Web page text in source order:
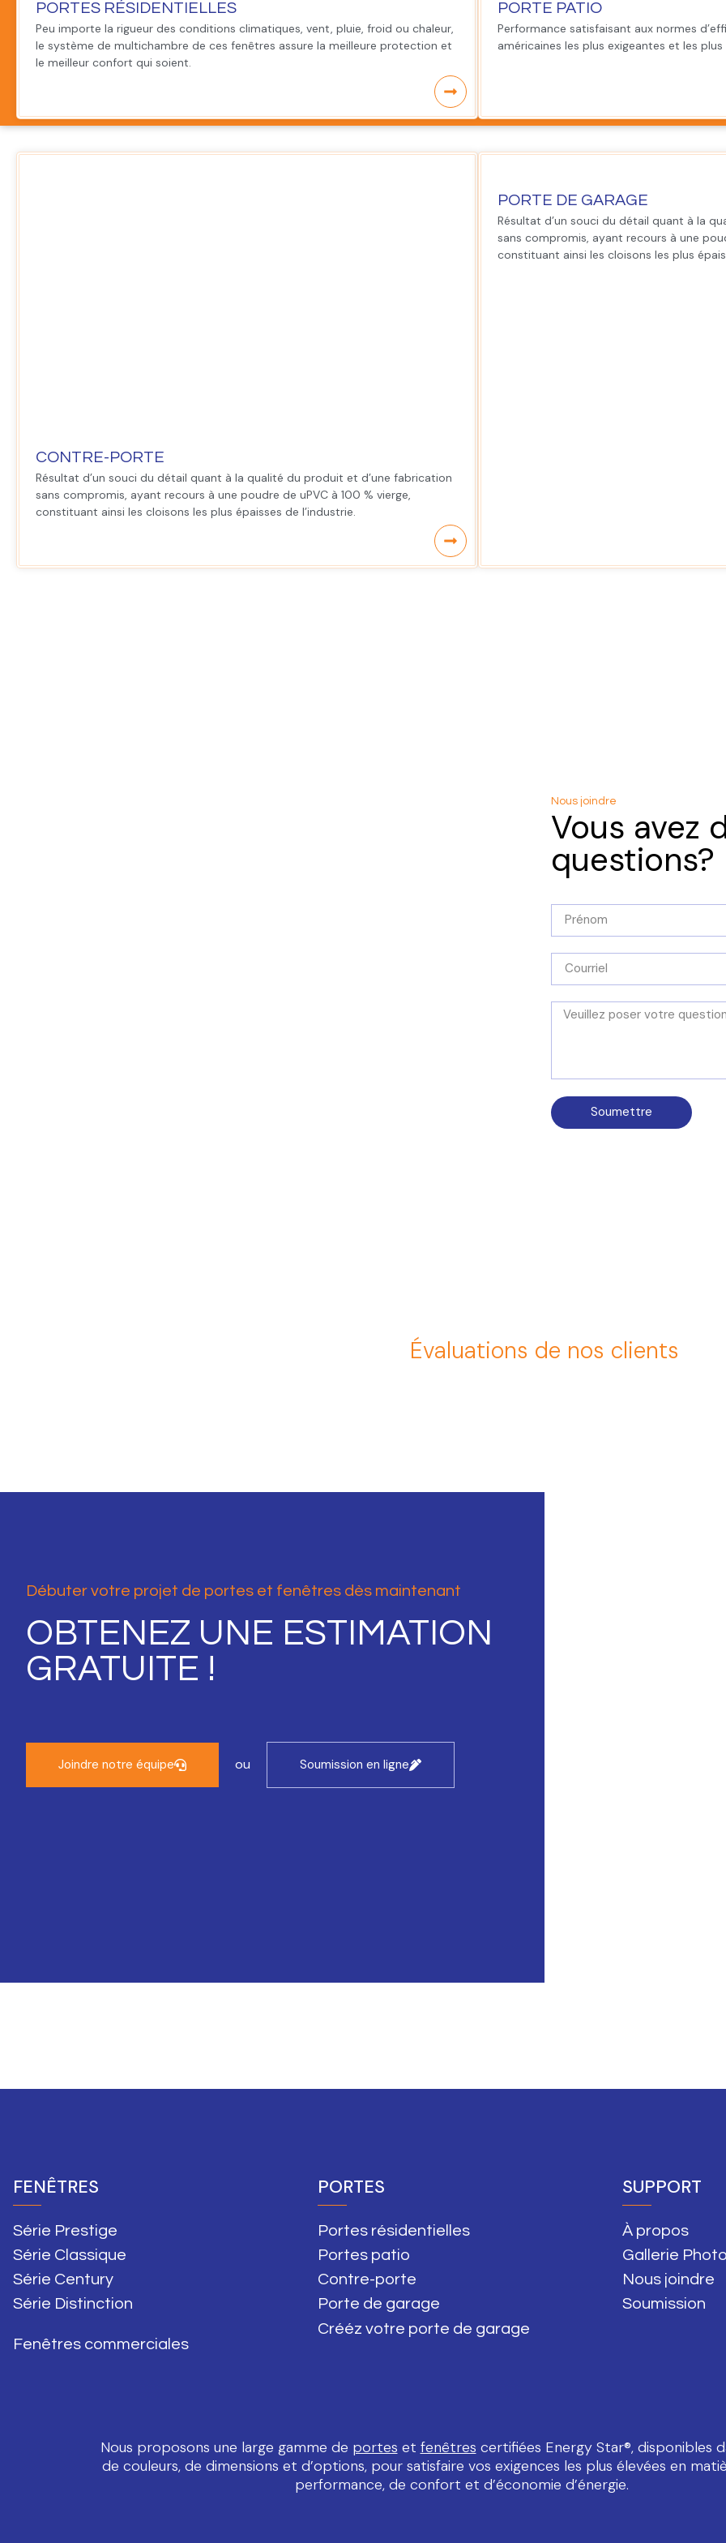
PORTES RÉSIDENTIELLES
Peu importe la rigueur des conditions climatiques, vent, pluie, froid ou chaleur,
le système de multichambre de ces fenêtres assure la meilleure protection et
le meilleur confort qui soient.
PORTE PATIO
Performance satisfaisant aux normes
américaines les plus exigeantes et les
CONTRE-PORTE
Résultat d’un souci du détail quant à la qualité du produit et d’une fabrication
sans compromis, ayant recours à une poudre de uPVC à 100 % vierge,
constituant ainsi les cloisons les plus épaisses de l’industrie.
PORTE DE GARAGE
Résultat d’un souci du détail quant à la
sans compromis, ayant recours à une
constituant ainsi les cloisons les plus
Nous joindre
Vous avez
questions?
Soumettre
Évaluations de nos clients
Débuter votre projet de portes et fenêtres dès maintenant
OBTENEZ UNE ESTIMATION
GRATUITE !
Joindre notre équipe ou Soumission en ligne
FENÊTRES
Série Prestige
Série Classique
Série Century
Série Distinction
Fenêtres commerciales
PORTES
Portes résidentielles
Portes patio
Contre-porte
Porte de garage
Crééz votre porte de garage
SUPPORT
À propos
Gallerie
Nous joindre
Soumission
Nous proposons une large gamme de portes et fenêtres certifiées Energy Star®, disponibles
de couleurs, de dimensions et d’options, pour satisfaire vos exigences les plus élevées en
performance, de confort et d’économie d’énergie.